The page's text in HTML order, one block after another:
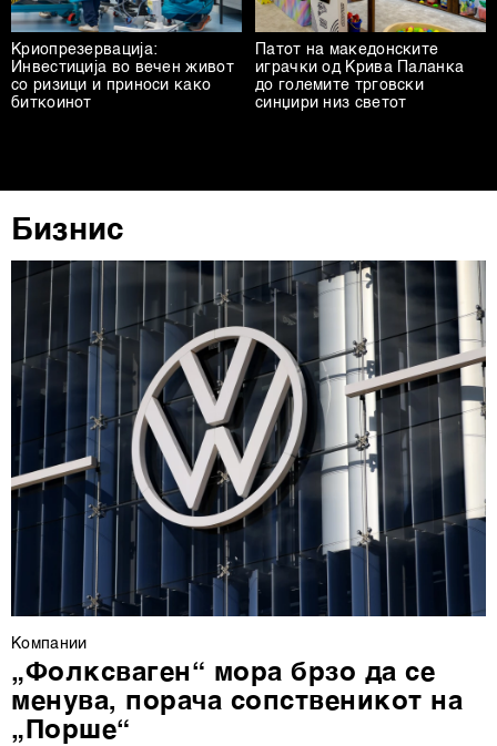
Криопрезервација:
Инвестиција во вечен живот
со ризици и приноси како
биткоинот
Патот на македонските
играчки од Крива Паланка
до големите трговски
синџири низ светот
Бизнис
Компании
„Фолксваген“ мора брзо да се
менува, порача сопственикот на
„Порше“